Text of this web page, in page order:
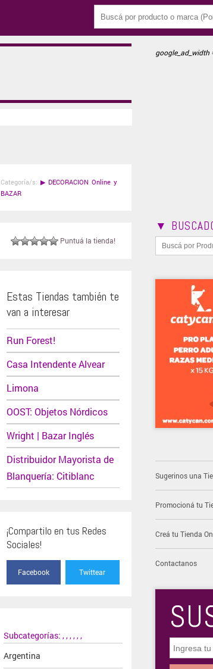
Categoría/s: ▶ DECORACION Online y
BAZAR
Puntuá la tienda!
Estas Tiendas también te
van a interesar
Run Forest!
Casa Intendente Alvear
Limona
OOST: Objetos Nórdicos
Wright | Bazar Inglés
Distribuidor Mayorista de
Blanquería: Citiblanc
¡Compartilo en tus Redes
Sociales!
Facebook Twittear
Subcategorías:
Argentina
,,,,,,
google_ad_width
▼
Sugerinos una
Promocioná tu
Creá tu Tienda
Contactanos